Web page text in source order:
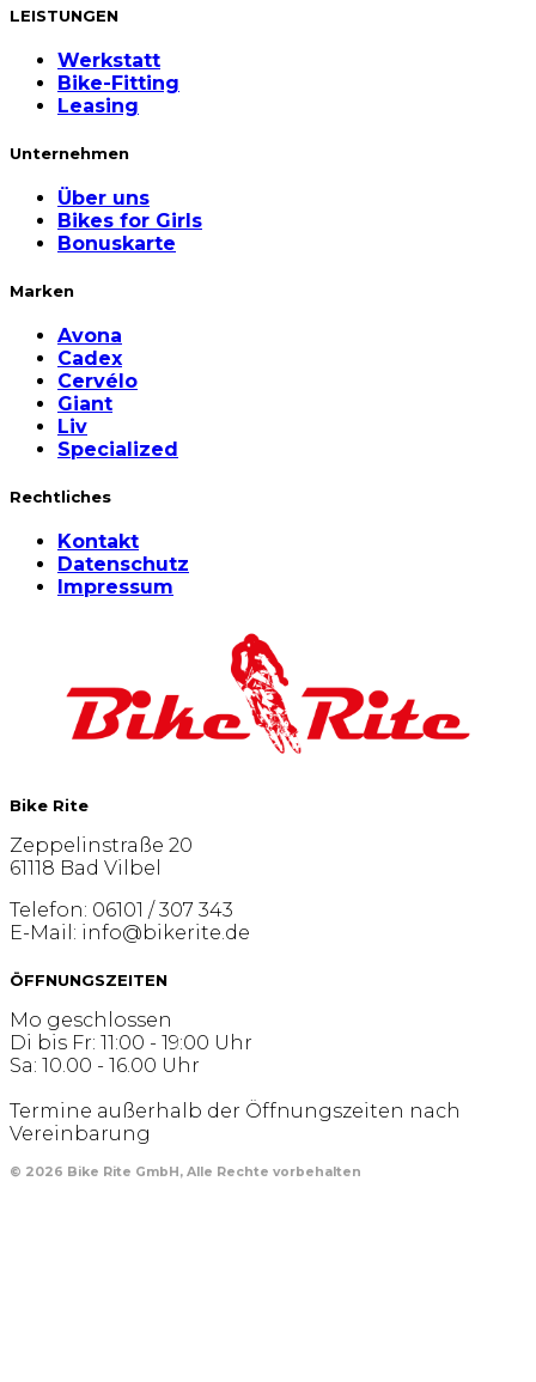
LEISTUNGEN
Werkstatt
Bike-Fitting
Leasing
Unternehmen
Über uns
Bikes for Girls
Bonuskarte
Marken
Avona
Cadex
Cervélo
Giant
Liv
Specialized
Rechtliches
Kontakt
Datenschutz
Impressum
Bike Rite
Zeppelinstraße 20
61118 Bad Vilbel
Telefon: 06101 / 307 343
E-Mail: info@bikerite.de
ÖFFNUNGSZEITEN
Mo geschlossen
Di bis Fr: 11:00 - 19:00 Uhr
Sa: 10.00 - 16.00 Uhr
Termine außerhalb der Öffnungszeiten nach
Vereinbarung
© 2026 Bike Rite GmbH, Alle Rechte vorbehalten